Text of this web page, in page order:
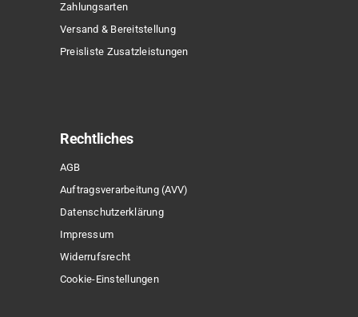
Zahlungsarten
Versand & Bereitstellung
Preisliste Zusatzleistungen
Rechtliches
AGB
Auftragsverarbeitung (AVV)
Datenschutzerklärung
Impressum
Widerrufsrecht
Cookie-Einstellungen